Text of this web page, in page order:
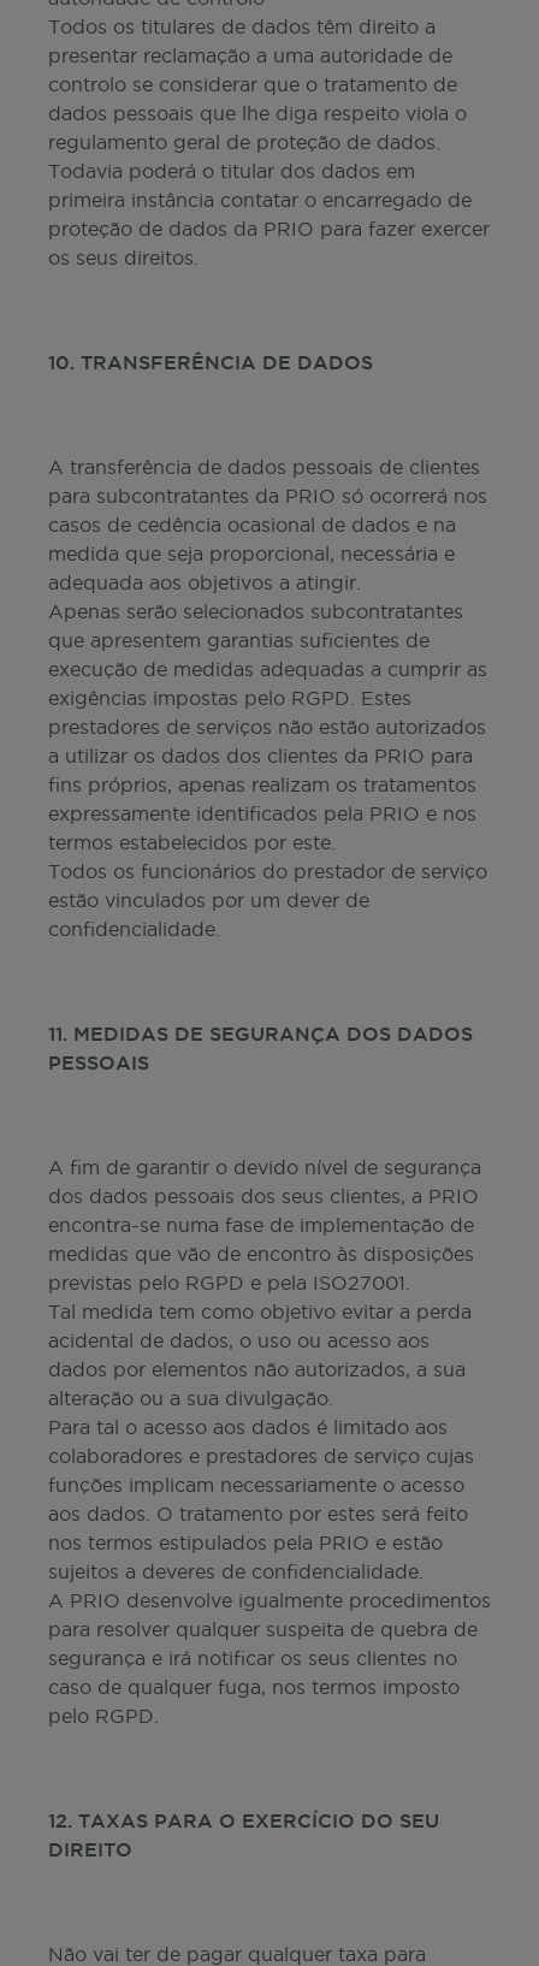
Todos os titulares de dados têm direito a
presentar reclamação a uma autoridade de
controlo se considerar que o tratamento de
dados pessoais que lhe diga respeito viola o
regulamento geral de proteção de dados.
Todavia poderá o titular dos dados em
primeira instância contatar o encarregado de
proteção de dados da PRIO para fazer exercer
os seus direitos.
10. TRANSFERÊNCIA DE DADOS
A transferência de dados pessoais de clientes
para subcontratantes da PRIO só ocorrerá nos
casos de cedência ocasional de dados e na
medida que seja proporcional, necessária e
adequada aos objetivos a atingir.
Apenas serão selecionados subcontratantes
que apresentem garantias suficientes de
execução de medidas adequadas a cumprir as
exigências impostas pelo RGPD. Estes
prestadores de serviços não estão autorizados
a utilizar os dados dos clientes da PRIO para
fins próprios, apenas realizam os tratamentos
expressamente identificados pela PRIO e nos
termos estabelecidos por este.
Todos os funcionários do prestador de serviço
estão vinculados por um dever de
confidencialidade.
11. MEDIDAS DE SEGURANÇA DOS DADOS
PESSOAIS
A fim de garantir o devido nível de segurança
dos dados pessoais dos seus clientes, a PRIO
encontra-se numa fase de implementação de
medidas que vão de encontro às disposições
previstas pelo RGPD e pela ISO27001.
Tal medida tem como objetivo evitar a perda
acidental de dados, o uso ou acesso aos
dados por elementos não autorizados, a sua
alteração ou a sua divulgação.
Para tal o acesso aos dados é limitado aos
colaboradores e prestadores de serviço cujas
funções implicam necessariamente o acesso
aos dados. O tratamento por estes será feito
nos termos estipulados pela PRIO e estão
sujeitos a deveres de confidencialidade.
A PRIO desenvolve igualmente procedimentos
para resolver qualquer suspeita de quebra de
segurança e irá notificar os seus clientes no
caso de qualquer fuga, nos termos imposto
pelo RGPD.
12. TAXAS PARA O EXERCÍCIO DO SEU
DIREITO
Não vai ter de pagar qualquer taxa para